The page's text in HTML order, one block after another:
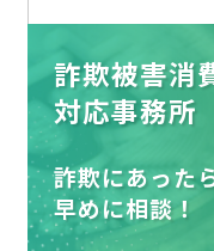
詐欺被害消
対応事務所
詐欺にあった
早めに相談！